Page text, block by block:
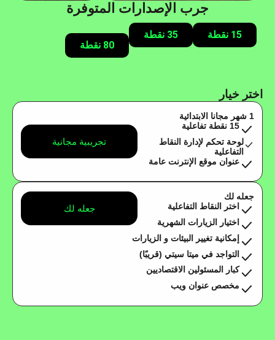
جرب الإصدارات المتوفرة
15 نقطة
35 نقطة
80 نقطة
اختر خيار
1 شهر مجانا الابتدائية
15 نقطة تفاعلية
لوحة تحكم لإدارة النقاط
التفاعلية
عنوان موقع الإنترنت عامة
تجريبية مجانية
جعله لك
اختر النقاط التفاعلية
اختيار الزيارات الشهرية
إمكانية تغيير البيئات و الزيارات
التواجد في ميتا سيتي (قريبًا)
كبار المسئولين الاقتصاديين
مخصص عنوان ويب
جعله لك